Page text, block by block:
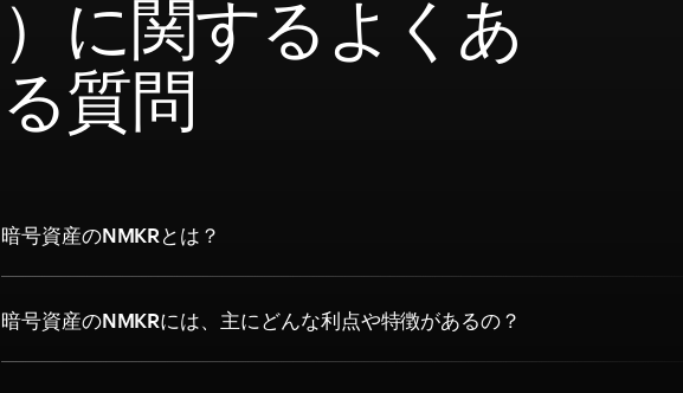
）に関するよくあ
る質問
暗号資産のNMKRとは？
暗号資産のNMKRには、主にどんな利点や特徴があるの？